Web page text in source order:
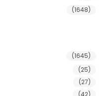
(1648)
(1645)
(25)
(27)